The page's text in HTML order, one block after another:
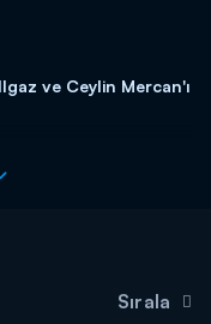
ve Ceylin Mercan'ı
bulunamaması Ilgaz
Sırala